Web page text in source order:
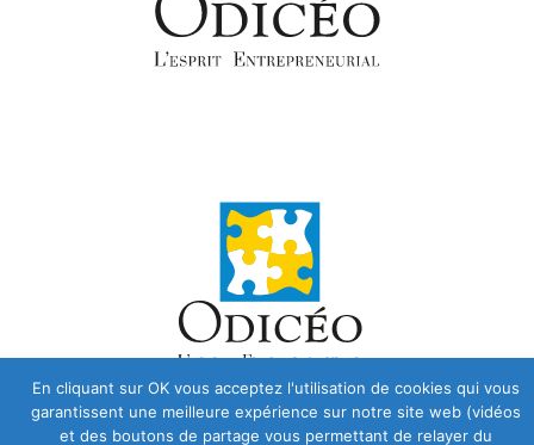
En cliquant sur OK vous acceptez l'utilisation de cookies qui vous
garantissent une meilleure expérience sur notre site web (vidéos
et des boutons de partage vous permettant de relayer du